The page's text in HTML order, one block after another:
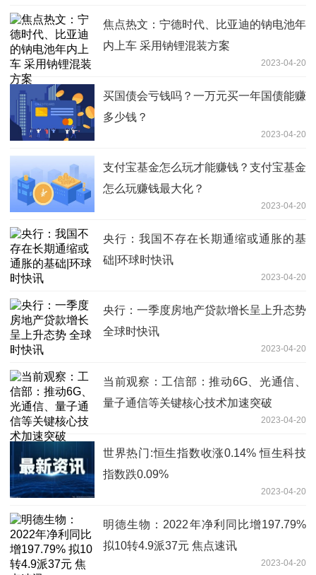
焦点热文：宁德时代、比亚迪的钠电池年
内上车 采用钠锂混装方案
2023-04-20
买国债会亏钱吗？一万元买一年国债能赚
多少钱？
2023-04-20
支付宝基金怎么玩才能赚钱？支付宝基金
怎么玩赚钱最大化？
2023-04-20
央行：我国不存在长期通缩或通胀的基
础|环球时快讯
2023-04-20
央行：一季度房地产贷款增长呈上升态势
全球时快讯
2023-04-20
当前观察：工信部：推动6G、光通信、
量子通信等关键核心技术加速突破
2023-04-20
世界热门:恒生指数收涨0.14% 恒生科技
指数跌0.09%
2023-04-20
明德生物：2022年净利同比增197.79%
拟10转4.9派37元 焦点速讯
2023-04-20